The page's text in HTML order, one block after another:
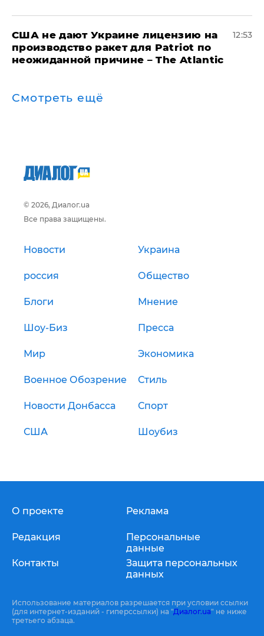
США не дают Украине лицензию на
производство ракет для Patriot по
неожиданной причине – The Atlantic
12:53
Смотреть ещё
© 2026, Диалог.ua
Все права защищены.
Новости Украина
россия Общество
Блоги Мнение
Шоу-Биз Пресса
Мир Экономика
Военное Обозрение Стиль
Новости Донбасса Спорт
США Шоубиз
О проекте
Редакция
Контакты
Реклама
Персональные
данные
Защита персональных
данных
Использование материалов разрешается при условии ссылки
(для интернет-изданий - гиперссылки) на "Диалог.ua" не ниже
третьего абзаца.